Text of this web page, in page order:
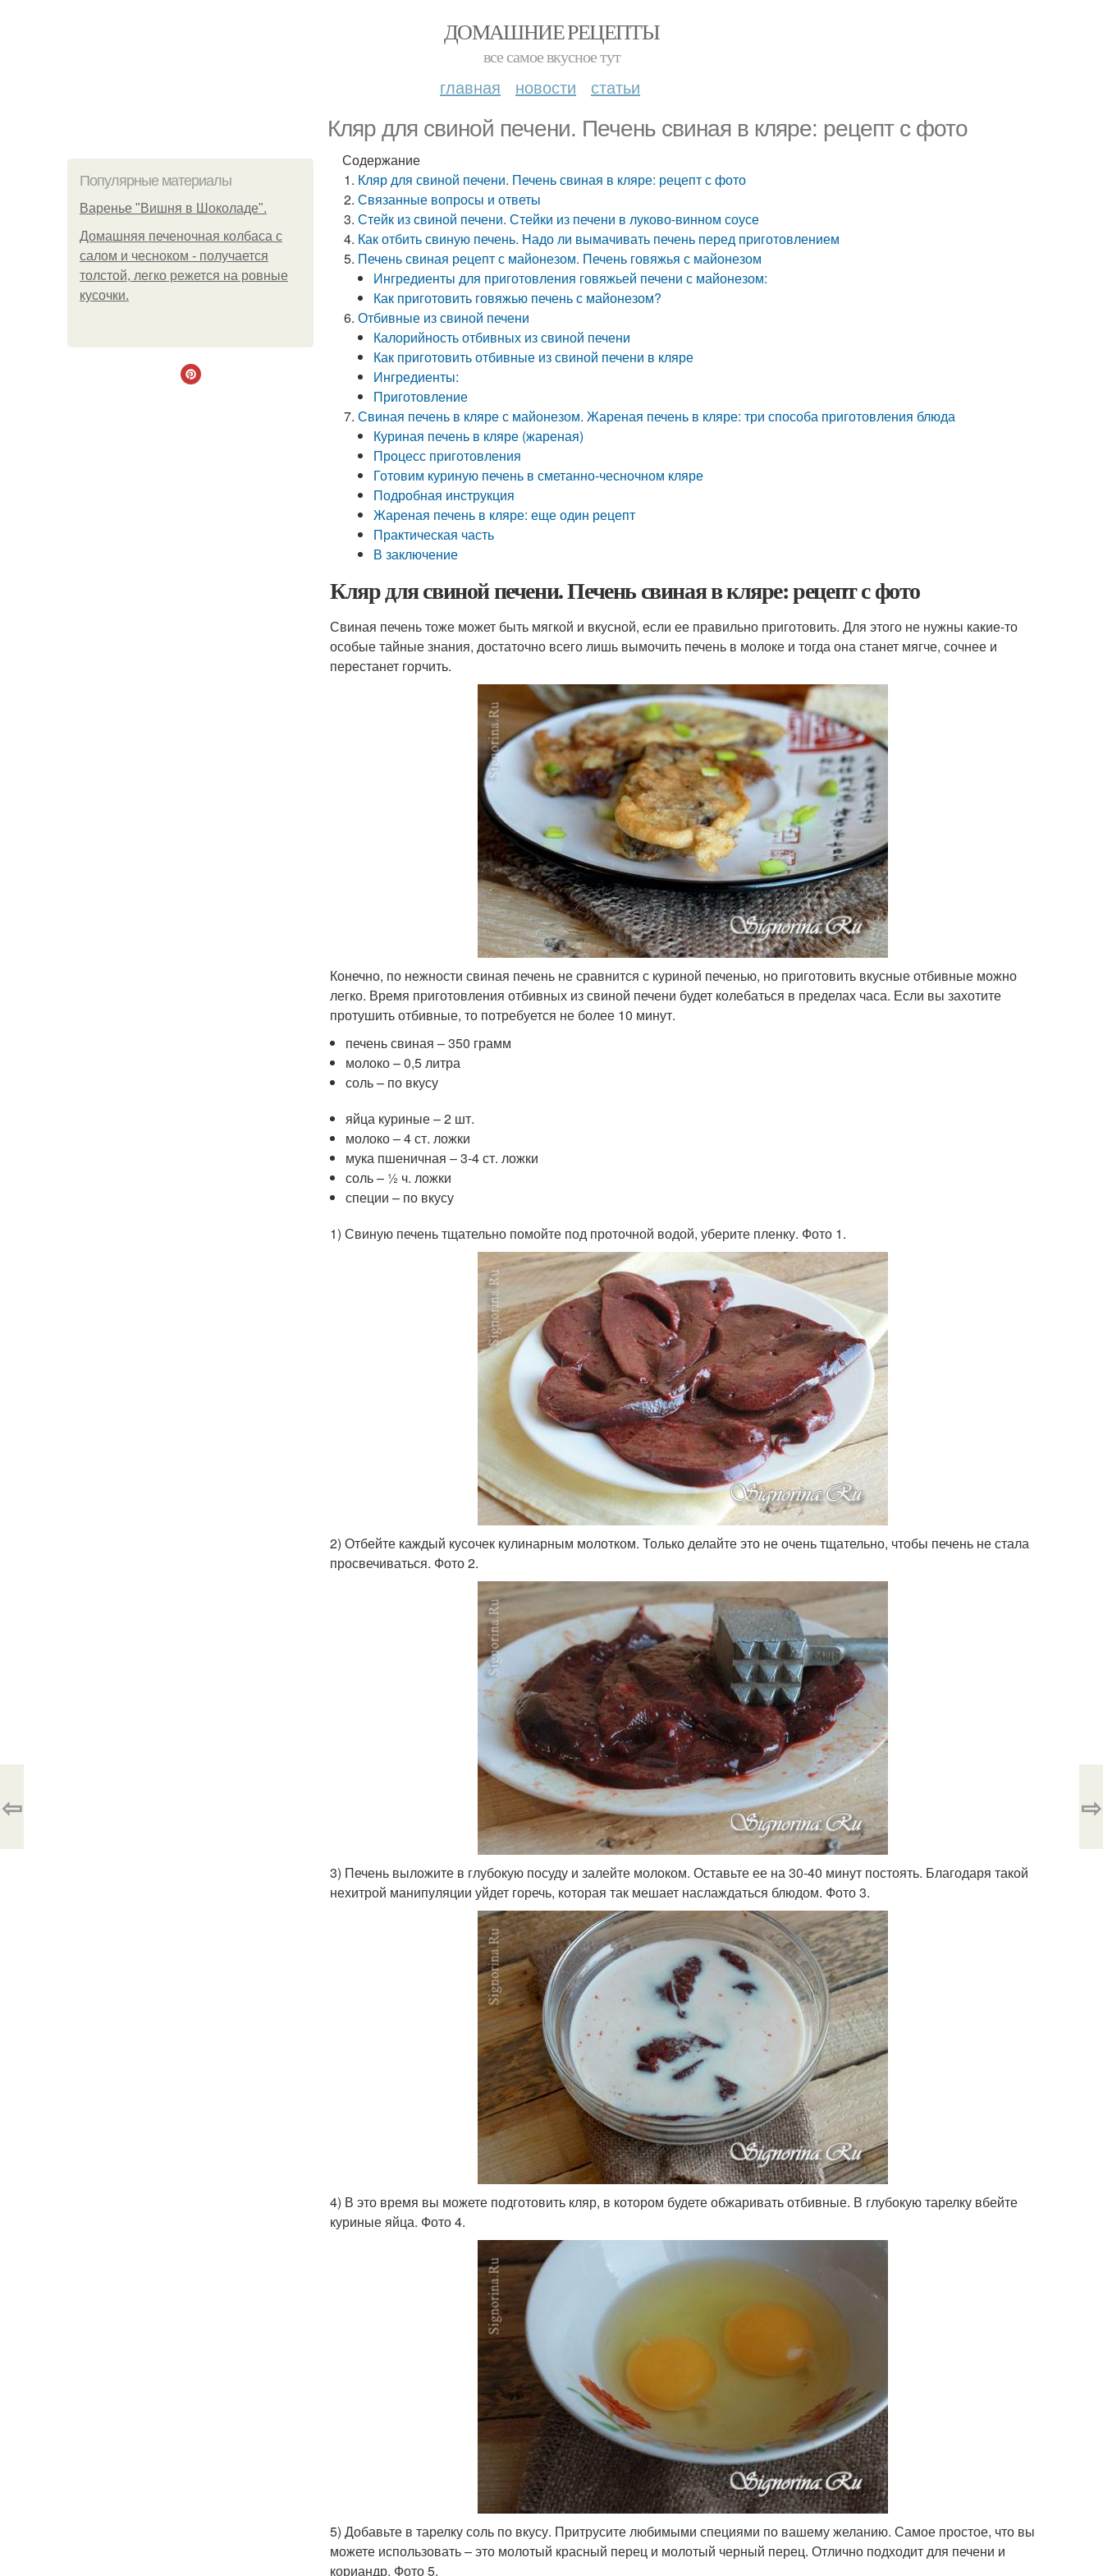
ДОМАШНИЕ РЕЦЕПТЫ
все самое вкусное тут
главная новости статьи
Кляр для свиной печени. Печень свиная в кляре: рецепт с фото
Популярные материалы
Варенье "Вишня в Шоколаде".
Домашняя печеночная колбаса с
салом и чесноком - получается
толстой, легко режется на ровные
кусочки.
Содержание
Кляр для свиной печени. Печень свиная в кляре: рецепт с фото
Связанные вопросы и ответы
Стейк из свиной печени. Стейки из печени в луково-винном соусе
Как отбить свиную печень. Надо ли вымачивать печень перед приготовлением
Печень свиная рецепт с майонезом. Печень говяжья с майонезом
Ингредиенты для приготовления говяжьей печени с майонезом:
Как приготовить говяжью печень с майонезом?
Отбивные из свиной печени
Калорийность отбивных из свиной печени
Как приготовить отбивные из свиной печени в кляре
Ингредиенты:
Приготовление
Свиная печень в кляре с майонезом. Жареная печень в кляре: три способа приготовления блюда
Куриная печень в кляре (жареная)
Процесс приготовления
Готовим куриную печень в сметанно-чесночном кляре
Подробная инструкция
Жареная печень в кляре: еще один рецепт
Практическая часть
В заключение
Кляр для свиной печени. Печень свиная в кляре: рецепт с фото
Свиная печень тоже может быть мягкой и вкусной, если ее правильно приготовить. Для этого не нужны какие-то
особые тайные знания, достаточно всего лишь вымочить печень в молоке и тогда она станет мягче, сочнее и
перестанет горчить.
Конечно, по нежности свиная печень не сравнится с куриной печенью, но приготовить вкусные отбивные можно
легко. Время приготовления отбивных из свиной печени будет колебаться в пределах часа. Если вы захотите
протушить отбивные, то потребуется не более 10 минут.
печень свиная – 350 грамм
молоко – 0,5 литра
соль – по вкусу
яйца куриные – 2 шт.
молоко – 4 ст. ложки
мука пшеничная – 3-4 ст. ложки
соль – ½ ч. ложки
специи – по вкусу
1) Свиную печень тщательно помойте под проточной водой, уберите пленку. Фото 1.
2) Отбейте каждый кусочек кулинарным молотком. Только делайте это не очень тщательно, чтобы печень не стала
просвечиваться. Фото 2.
3) Печень выложите в глубокую посуду и залейте молоком. Оставьте ее на 30-40 минут постоять. Благодаря такой
нехитрой манипуляции уйдет горечь, которая так мешает наслаждаться блюдом. Фото 3.
4) В это время вы можете подготовить кляр, в котором будете обжаривать отбивные. В глубокую тарелку вбейте
куриные яйца. Фото 4.
5) Добавьте в тарелку соль по вкусу. Притрусите любимыми специями по вашему желанию. Самое простое, что вы
можете использовать – это молотый красный перец и молотый черный перец. Отлично подходит для печени и
кориандр. Фото 5.
⇦ ⇨